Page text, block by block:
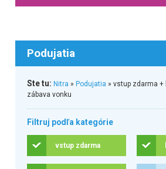
Podujatia
Ste tu: Nitra » Podujatia » vstup zdarma
zábava vonku
Filtruj podľa kategórie
vstup zdarma